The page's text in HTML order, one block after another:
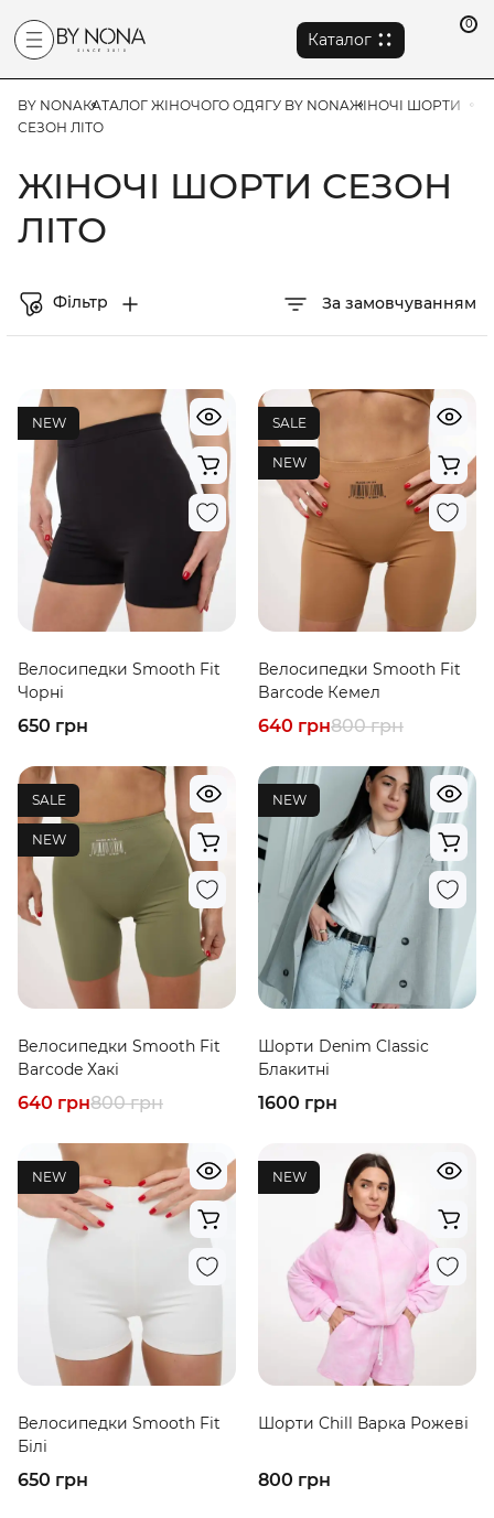
Каталог
0
BY NONAКАТАЛОГ ЖІНОЧОГО ОДЯГУ BY NONAЖІНОЧІ ШОРТИ
СЕЗОН ЛІТО
ЖІНОЧІ ШОРТИ СЕЗОН
ЛІТО
Фільтр За замовчуванням
NEW
Велосипедки Smooth Fit
Чорні
650 грн
SALE
NEW
Велосипедки Smooth Fit
Barcode Кемел
800 грн
640 грн
SALE
NEW
Велосипедки Smooth Fit
Barcode Хакі
800 грн
640 грн
NEW
Шорти Denim Classic
Блакитні
1600 грн
NEW
Велосипедки Smooth Fit
Білі
650 грн
NEW
Шорти Chill Варка Рожеві
800 грн